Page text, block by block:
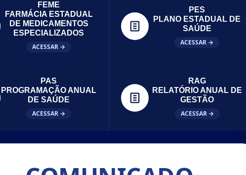
FEME
FARMÁCIA ESTADUAL
DE MEDICAMENTOS
ESPECIALIZADOS
ACESSAR →
PES
PLANO ESTADUAL DE
SAÚDE
ACESSAR →
PAS
PROGRAMAÇÃO ANUAL
DE SAÚDE
ACESSAR →
RAG
RELATÓRIO ANUAL DE
GESTÃO
ACESSAR →